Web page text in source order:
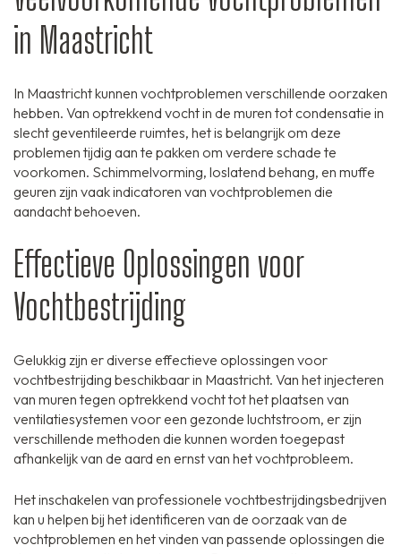
in Maastricht
In Maastricht kunnen vochtproblemen verschillende oorzaken
hebben. Van optrekkend vocht in de muren tot condensatie in
slecht geventileerde ruimtes, het is belangrijk om deze
problemen tijdig aan te pakken om verdere schade te
voorkomen. Schimmelvorming, loslatend behang, en muffe
geuren zijn vaak indicatoren van vochtproblemen die
aandacht behoeven.
Effectieve Oplossingen voor
Vochtbestrijding
Gelukkig zijn er diverse effectieve oplossingen voor
vochtbestrijding beschikbaar in Maastricht. Van het injecteren
van muren tegen optrekkend vocht tot het plaatsen van
ventilatiesystemen voor een gezonde luchtstroom, er zijn
verschillende methoden die kunnen worden toegepast
afhankelijk van de aard en ernst van het vochtprobleem.
Het inschakelen van professionele vochtbestrijdingsbedrijven
kan u helpen bij het identificeren van de oorzaak van de
vochtproblemen en het vinden van passende oplossingen die